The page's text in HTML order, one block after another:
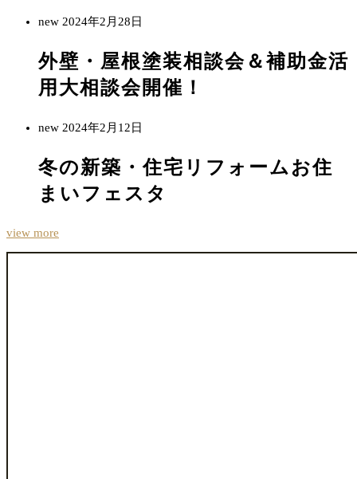
new 2024年2月28日
外壁・屋根塗装相談会＆補助金活
用大相談会開催！
new 2024年2月12日
冬の新築・住宅リフォームお住
まいフェスタ
view more